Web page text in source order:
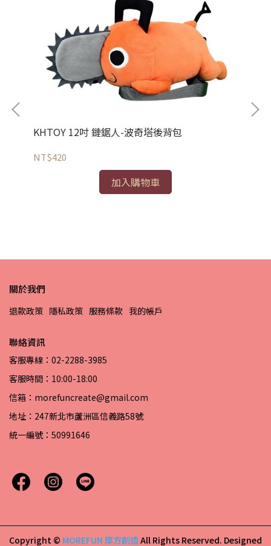
KHTOY 12吋 鏈鋸人-波奇塔後背包
NT$420
加入購物車
關於我們
退款政策 隱私政策 服務條款 我的帳戶
聯絡資訊
客服專線：02-2288-3985
客服時間：10:00-18:00
信箱：morefuncreate@gmail.com
地址：247新北市蘆洲區信義路58號
統一編號：50991646
Copyright © MOREFUN 摩方創造All Rights Reserved. Designed